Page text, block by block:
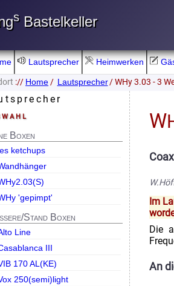
sBastelkeller
Lautsprecher Heimwerken
:// Home / Lautsprecher / WHy 3.03 - 3
Boxen
ketchups
'gepimpt'
Stand Boxen
Line
III
170 AL(KE)
250(semi)light
W
Im
Die
An